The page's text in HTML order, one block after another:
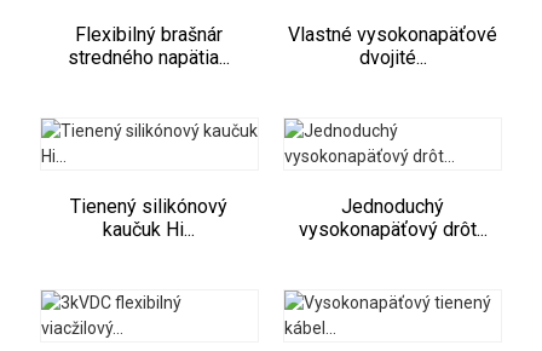
Flexibilný brašnár
stredného napätia...
Vlastné vysokonapäťové
dvojité...
Tienený silikónový
kaučuk Hi...
Jednoduchý
vysokonapäťový drôt...